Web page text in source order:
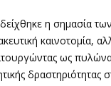
η σημασία
καινοτομία,
ως
δραστηριότητας